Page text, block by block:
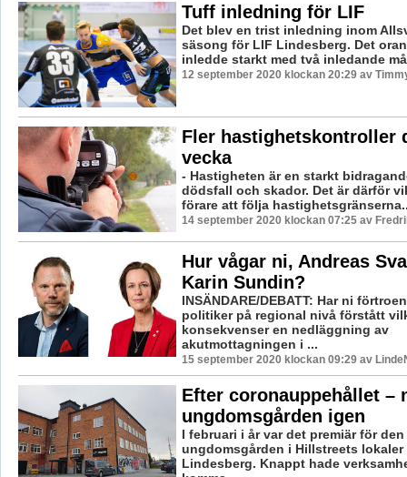
Tuff inledning för LIF
Det blev en trist inledning inom
säsong för LIF Lindesberg. Det
inledde starkt med två inledande
12 september 2020 klockan 20:29 av
Fler hastighetskontroller
vecka
- Hastigheten är en starkt
dödsfall och skador. Det är därför
förare att följa
14 september 2020 klockan 07:25 av
Hur vågar ni, Andreas
Karin Sundin?
INSÄNDARE/DEBATT: Har ni
politiker på regional nivå förstått
konsekvenser en nedläggning av
akutmottagningen i ...
15 september 2020 klockan 09:29 av
Efter coronauppehållet –
ungdomsgården igen
I februari i år var det premiär för den
ungdomsgården i Hillstreets
Lindesberg. Knappt hade